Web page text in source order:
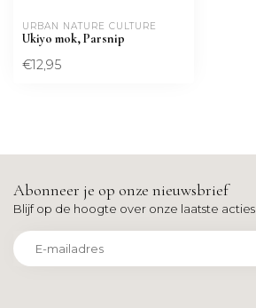
URBAN NATURE CULTURE
Ukiyo mok, Parsnip
€12,95
Abonneer je op onze nieuwsbrief
Blijf op de hoogte over onze laatste acties